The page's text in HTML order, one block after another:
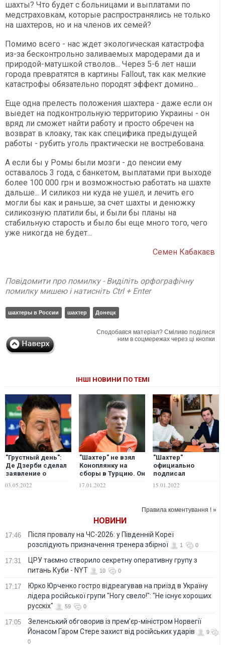
шахты? Что будет с больницами и выплатами по
медстраховкам, которые распространялись не только
на шахтеров, но и на членов их семей?
Помимо всего - нас ждет экологическая катастрофа
из-за бесконтрольно заливаемых мародерами да и
природой-матушкой стволов... Через 5-6 лет наши
города превратятся в картины Fallout, так как мелкие
катастрофы обязательно породят эффект домино...
Еще одна прелесть положения шахтера - даже если он
выедет на подконтрольную территорию Украины - он
вряд ли сможет найти работу и просто обречен на
возврат в клоаку, так как специфика предыдущей
работы - рубить уголь практически не востребована.
А если бы у Ромы были мозги - до пенсии ему
оставалось 3 года, с банкетом, выплатами при выходе
более 100 000 грн и возможностью работать на шахте
дальше... И силикоз ни куда не ушел, и лечить его
могли бы как и раньше, за счет шахты и денюжку
силикозную платили бы, и были бы планы на
стабильную старость и было бы еще много того, чего
уже никогда не будет...
Семен Кабакаєв
Повідомити про помилку - Виділіть орфографічну
помилку мишею і натисніть Ctrl + Enter
шахтеры в России шахтер Донецк
Сподобався матеріал? Сміливо поділися
ним в соцмережах через ці кнопки
ІНШІ НОВИНИ ПО ТЕМІ
"Грустный день":
Де Дзерби сделал
заявление о
карьере в
03.05.2022
"Шахтер" не взял
Коноплянку на
сборы в Турцию. Он
переходе в новый
17.01.2022
"Шахтер"
официально
подписал
таланта, которого
15.01.2022
Правила коментування ! »
НОВИНИ
17:46
Після провалу на ЧС-2026: у Південній Кореї
розслідують призначення тренера збірної
1 0
17:31
ЦРУ таємно створило секретну оперативну групу з
питань Куби - NYT
10 0
17:17
Юрко Юрченко гостро відреагував на приїзд в Україну
лідера російської групи "Ногу свело!": "Не існує хороших
русскіх"
59 0
17:05
Зеленський обговорив із прем’єр-міністром Норвегії
Йонасом Гаром Стере захист від російських ударів
9
0